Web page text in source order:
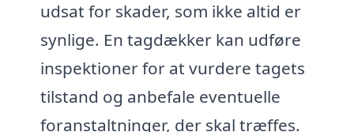
udsat for skader, som ikke altid er
synlige. En tagdækker kan udføre
inspektioner for at vurdere tagets
tilstand og anbefale eventuelle
foranstaltninger, der skal træffes.